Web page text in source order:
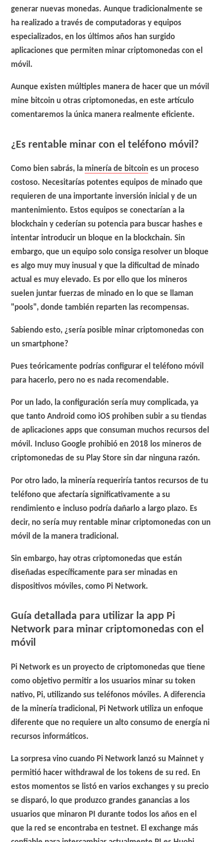
generar nuevas monedas. Aunque tradicionalmente se
ha realizado a través de computadoras y equipos
especializados, en los últimos años han surgido
aplicaciones que permiten minar criptomonedas con el
móvil.
Aunque existen múltiples manera de hacer que un móvil
mine bitcoin u otras criptomonedas, en este artículo
comentaremos la única manera realmente eficiente.
¿Es rentable minar con el teléfono móvil?
Como bien sabrás, la minería de bitcoin es un proceso
costoso. Necesitarías potentes equipos de minado que
requieren de una importante inversión inicial y de un
mantenimiento. Estos equipos se conectarían a la
blockchain y cederían su potencia para buscar hashes e
intentar introducir un bloque en la blockchain. Sin
embargo, que un equipo solo consiga resolver un bloque
es algo muy muy inusual y que la dificultad de minado
actual es muy elevado. Es por ello que los mineros
suelen juntar fuerzas de minado en lo que se llaman
"pools", donde también reparten las recompensas.
Sabiendo esto, ¿sería posible minar criptomonedas con
un smartphone?
Pues teóricamente podrías configurar el teléfono móvil
para hacerlo, pero no es nada recomendable.
Por un lado, la configuración sería muy complicada, ya
que tanto Android como iOS prohiben subir a su tiendas
de aplicaciones apps que consuman muchos recursos del
móvil. Incluso Google prohibió en 2018 los mineros de
criptomonedas de su Play Store sin dar ninguna razón.
Por otro lado, la minería requeriría tantos recursos de tu
teléfono que afectaría significativamente a su
rendimiento e incluso podría dañarlo a largo plazo. Es
decir, no sería muy rentable minar criptomonedas con un
móvil de la manera tradicional .
Sin embargo, hay otras criptomonedas que están
diseñadas específicamente para ser minadas en
dispositivos móviles, como Pi Network.
Guía detallada para utilizar la app Pi
Network para minar criptomonedas con el
móvil
Pi Network es un proyecto de criptomonedas que tiene
como objetivo permitir a los usuarios minar su token
nativo, Pi, utilizando sus teléfonos móviles. A diferencia
de la minería tradicional, Pi Network utiliza un enfoque
diferente que no requiere un alto consumo de energía ni
recursos informáticos.
La sorpresa vino cuando Pi Network lanzó su Mainnet y
permitió hacer withdrawal de los tokens de su red. En
estos momentos se listó en varios exchanges y su precio
se disparó, lo que produzco grandes ganancias a los
usuarios que minaron PI durante todos los años en el
que la red se encontraba en testnet. El exchange más